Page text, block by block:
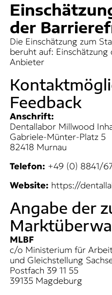
der
Die Einschätzung zum
beruht auf:
Anbieter
Feedback
Anschrift:
Dentallabor Millwood
Gabriele-Münter-Platz 5
82418 Murnau
Telefon: +49 (0) 8841/
Website: https://
Angabe der
MLBF
c/o Ministerium für
und Gleichstellung
Postfach 39 11 55
39135 Magdeburg